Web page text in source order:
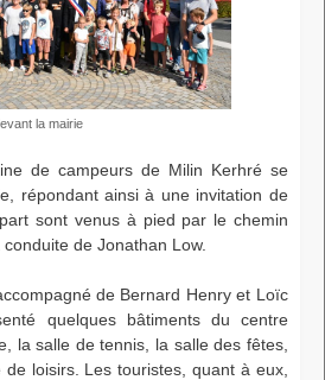
la mairie
de campeurs de Milin Kerhré se
répondant ainsi à une invitation de
sont venus à pied par le chemin
de Jonathan Low.
de Bernard Henry et Loïc
quelques bâtiments du centre
la salle de tennis, la salle des fêtes,
de loisirs. Les touristes, quant à eux,